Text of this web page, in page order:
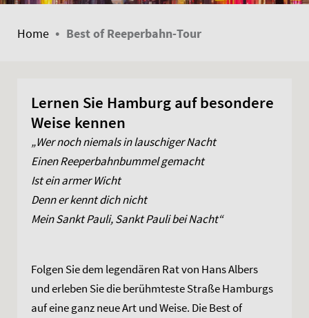
Home • Best of Reeperbahn-Tour
Lernen Sie Hamburg auf besondere
Weise kennen
„Wer noch niemals in lauschiger Nacht
Einen Reeperbahnbummel gemacht
Ist ein armer Wicht
Denn er kennt dich nicht
Mein Sankt Pauli, Sankt Pauli bei Nacht“
Folgen Sie dem legendären Rat von Hans Albers
und erleben Sie die berühmteste Straße Hamburgs
auf eine ganz neue Art und Weise. Die Best of